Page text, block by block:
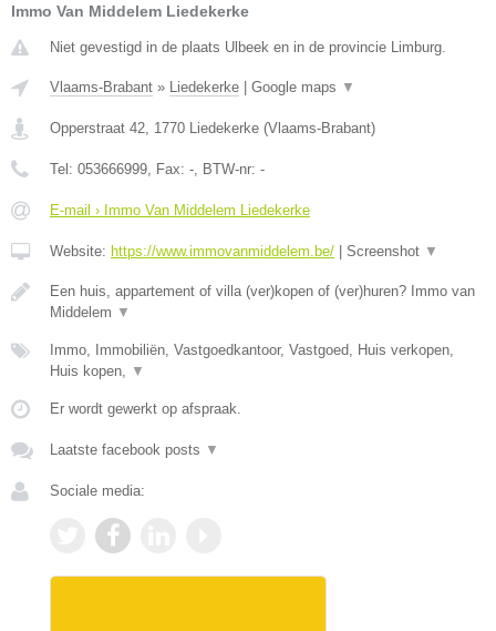
Immo Van Middelem Liedekerke
Niet gevestigd in de plaats Ulbeek en in de provincie Limburg.
Vlaams-Brabant » Liedekerke Google maps ▼
Opperstraat 42 1770 Liedekerke (Vlaams-Brabant)
Tel: 053666999 , Fax: - , BTW-nr: -
E-mail › Immo Van Middelem Liedekerke
Website: https://www.immovanmiddelem.be/ Screenshot ▼
Een huis, appartement of villa (ver)kopen of (ver)huren? Immo van
Middelem ▼
Immo, Immobiliën, Vastgoedkantoor, Vastgoed, Huis verkopen,
Huis kopen,
▼
Er wordt gewerkt op afspraak.
Laatste facebook posts ▼
Sociale media: